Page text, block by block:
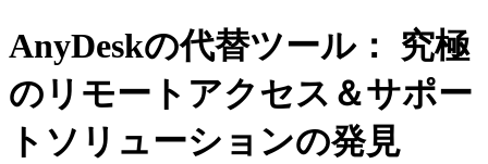
AnyDeskの代替ツール： 究極
のリモートアクセス＆サポー
トソリューションの発見